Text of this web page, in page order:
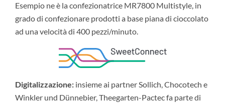
Esempio ne è la confezionatrice MR7800 Multistyle, in
grado di confezionare prodotti a base piana di cioccolato
ad una velocità di 400 pezzi/minuto.
Digitalizzazione: insieme ai partner Sollich, Chocotech e
Winkler und Dünnebier, Theegarten-Pactec fa parte di